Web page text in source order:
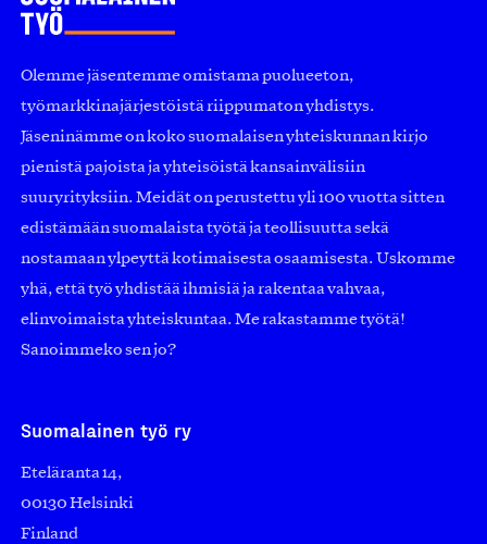
Olemme jäsentemme omistama puolueeton,
työmarkkinajärjestöistä riippumaton yhdistys.
Jäseninämme on koko suomalaisen yhteiskunnan kirjo
pienistä pajoista ja yhteisöistä kansainvälisiin
suuryrityksiin. Meidät on perustettu yli 100 vuotta sitten
edistämään suomalaista työtä ja teollisuutta sekä
nostamaan ylpeyttä kotimaisesta osaamisesta. Uskomme
yhä, että työ yhdistää ihmisiä ja rakentaa vahvaa,
elinvoimaista yhteiskuntaa. Me rakastamme työtä!
Sanoimmeko sen jo?
Suomalainen työ ry
Eteläranta 14,
00130 Helsinki
Finland